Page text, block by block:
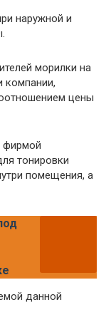
наружной и
морилки на
компании,
цены
фирмой
тонировки
помещения, а
данной